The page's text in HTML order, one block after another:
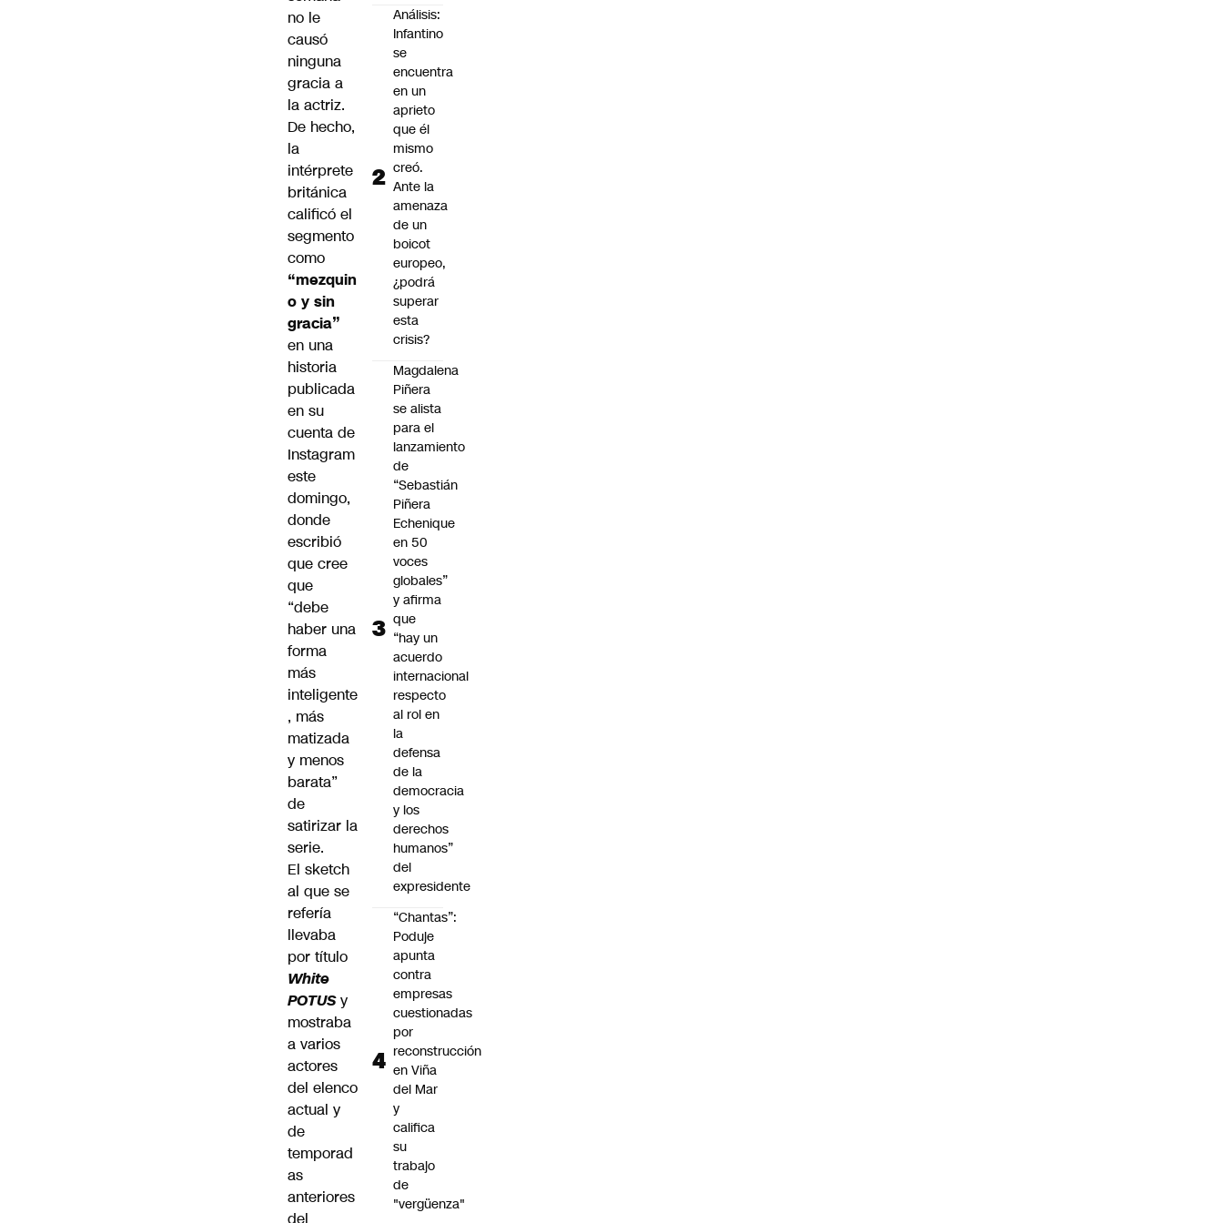
no le
causó
ninguna
gracia a
la actriz.
De hecho,
la
intérprete
británica
calificó el
segmento
como
“mezquin
o y sin
gracia”
en una
historia
publicada
en su
cuenta de
Instagram
este
domingo,
donde
escribió
que cree
que
“debe
haber una
forma
más
inteligente
, más
matizada
y menos
barata”
de
satirizar la
serie.
El sketch
al que se
refería
llevaba
por título
White
POTUS y
mostraba
a varios
actores
del elenco
actual y
de
temporad
as
anteriores
del
Análisis:
Infantino
se
encuentra
en un
aprieto
que él
mismo
creó.
Ante la
amenaza
de un
boicot
europeo,
¿podrá
superar
esta
crisis?
Magdalena
Piñera
se alista
para el
lanzamiento
de
“Sebastián
Piñera
Echenique
en 50
voces
globales”
y afirma
que
“hay un
acuerdo
internacional
respecto
al rol en
la
defensa
de la
democracia
y los
derechos
humanos”
del
expresidente
“Chantas”:
Poduje
apunta
contra
empresas
cuestionadas
por
reconstrucción
en Viña
del Mar
y
califica
su
trabajo
de
"vergüenza"